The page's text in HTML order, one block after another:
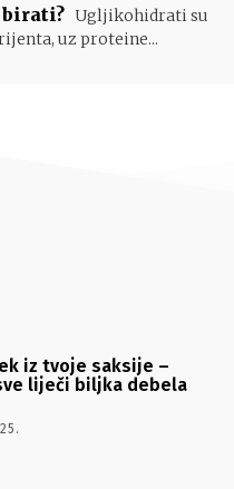
Ugljikohidrati su
uz proteine...
iz tvoje saksije –
liječi biljka debela